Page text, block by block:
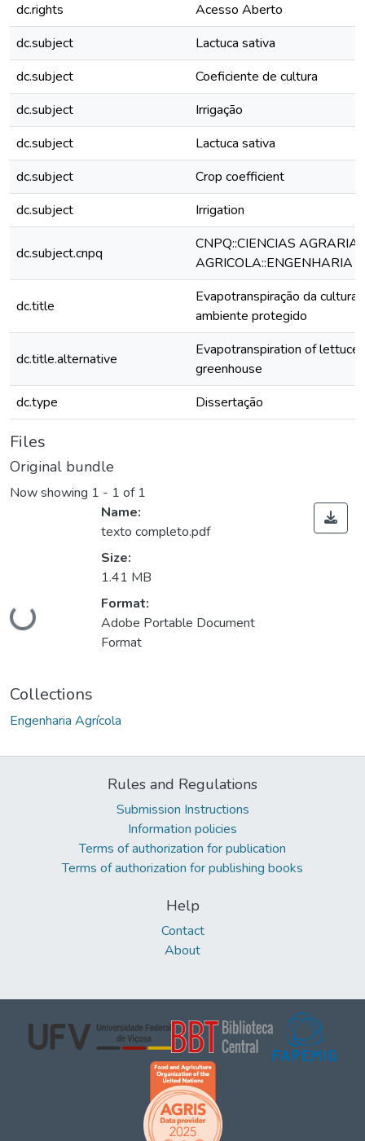
dc.rights
Acesso Aberto
dc.subject
Lactuca sativa
dc.subject
Coeficiente de cultura
dc.subject
Irrigação
dc.subject
Lactuca sativa
dc.subject
Crop coefficient
dc.subject
Irrigation
dc.subject.cnpq
CNPQ::CIENCIAS
AGRICOLA::ENGENHARIA
dc.title
Evapotranspiração da
ambiente protegido
dc.title.alternative
Evapotranspiration of lettuce
greenhouse
dc.type
Dissertação
Files
Original bundle
Now showing 1 - 1 of 1
Loading...
Name:
texto completo.pdf
Size:
1.41 MB
Format:
Adobe Portable Document
Format
Collections
Engenharia Agrícola
Rules and Regulations
Submission Instructions
Information policies
Terms of authorization for publication
Terms of authorization for publishing books
Help
Contact
About